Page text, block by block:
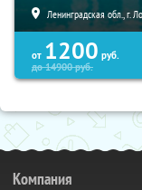
Ленинградская обл., г.
от 1200 руб.
до14900руб.
Компания